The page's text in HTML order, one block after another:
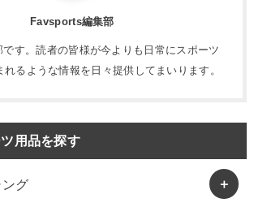
Favsports編集部
す。読者の皆様が今よりも日常にスポーツ
るような情報を日々提供してまいります。
用品を探す
グ